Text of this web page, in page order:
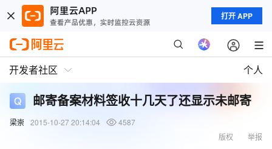
打开 APP
开发者社区 个人
邮寄备案材料签收十几天了还显示未邮寄
梁崇 2015-10-27 20:14:04
4587
举报
版权